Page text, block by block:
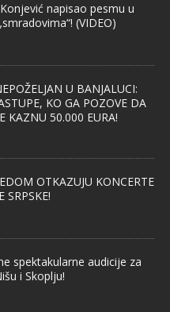
napisao pesmu u
(VIDEO)
U BANJALUCI:
KO GA POZOVE DA
KAZNU 50.000 EURA!
OTKAZUJU KONCERTE
SRPSKE!
spektakularne audicije za
i Skoplju!